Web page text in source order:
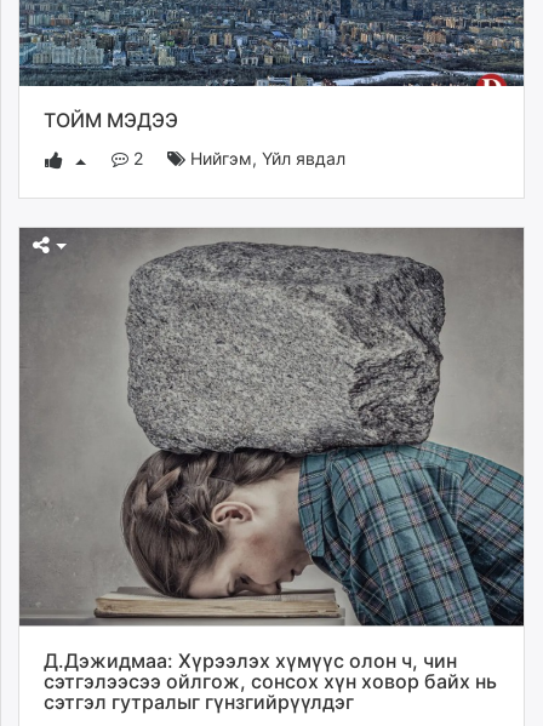
Baabar.mn
tovch.mn
ikon.mn
mnb.mn
Eguur.mn
24tsag.mn
shuud.mn
eagle.mn
unen.mn
shudarga.mn
shuurhai.mn
unuudur.mn
isee.mn
mglradio.com
fact.mn
ТОЙМ МЭДЭЭ
2 Нийгэм,Үйл явдал
Д.Дэжидмаа: Хүрээлэх хүмүүс олон ч, чин
сэтгэлээсээ ойлгож, сонсох хүн ховор байх нь
сэтгэл гутралыг гүнзгийрүүлдэг